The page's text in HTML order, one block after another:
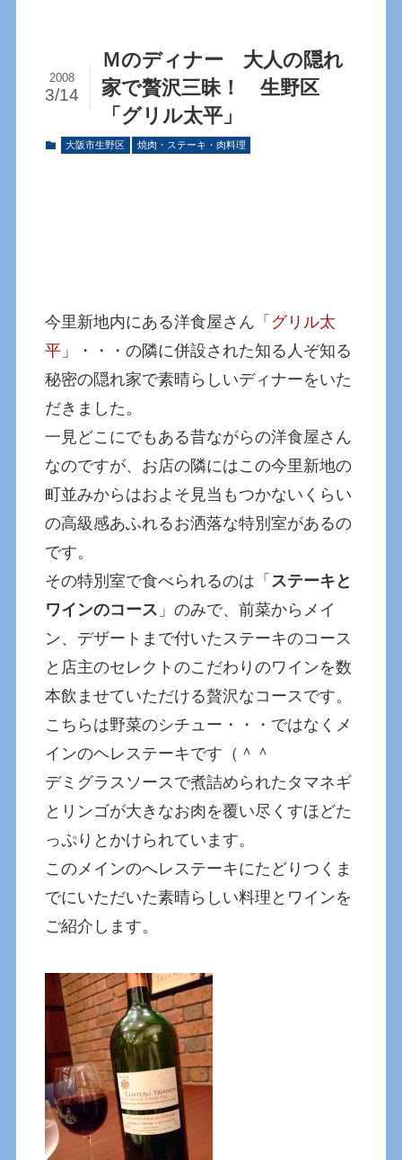
Ｍのディナー 大人の隠れ
家で贅沢三昧！ 生野区
「グリル太平」
2008
3/14
大阪市生野区 焼肉・ステーキ・肉料理
今里新地内にある洋食屋さん「 グリル太
平 」・・・の隣に併設された知る人ぞ知る
秘密の隠れ家で素晴らしいディナーをいた
だきました。
一見どこにでもある昔ながらの洋食屋さん
なのですが、お店の隣にはこの今里新地の
町並みからはおよそ見当もつかないくらい
の高級感あふれるお洒落な特別室があるの
です。
その特別室で食べられるのは「 ステーキと
ワインのコース 」のみで、前菜からメイ
ン、デザートまで付いたステーキのコース
と店主のセレクトのこだわりのワインを数
本飲ませていただける贅沢なコースです。
こちらは野菜のシチュー・・・ではなくメ
インのヘレステーキです（＾＾
デミグラスソースで煮詰められたタマネギ
とリンゴが大きなお肉を覆い尽くすほどた
っぷりとかけられています。
このメインのへレステーキにたどりつくま
でにいただいた素晴らしい料理とワインを
ご紹介します。